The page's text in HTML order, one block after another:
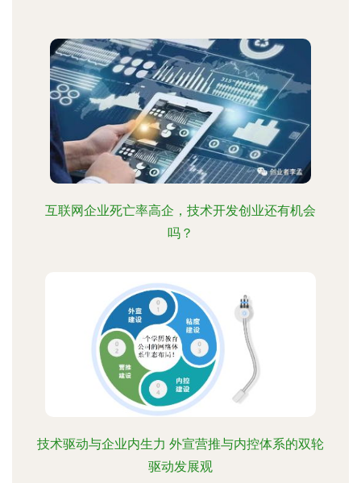
互联网企业死亡率高企，技术开发创业还有机会
吗？
技术驱动与企业内生力 外宣营推与内控体系的双轮
驱动发展观